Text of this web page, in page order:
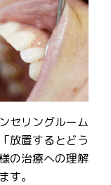
セリングルーム
放置するとどう
の治療への理解
す。